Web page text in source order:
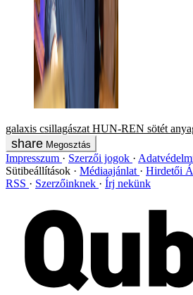
galaxis csillagászat HUN-REN sötét
Megosztás
Impresszum Szerzői jogok
Sütibeállítások
Médiaajánlat Hirdetői
RSS
Szerzőinknek Írj nekünk